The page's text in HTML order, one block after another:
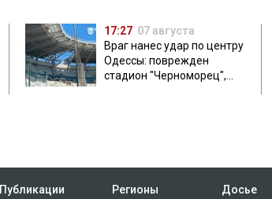
17:27 07 августа
Враг нанес удар по центру
Одессы: поврежден
стадион "Черноморец",
Публикации Регионы Досье